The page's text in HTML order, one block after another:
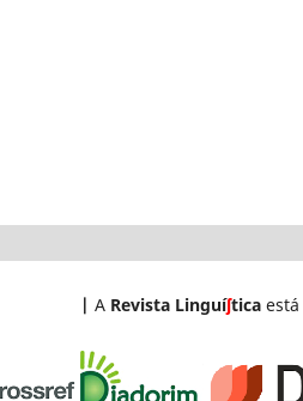
| A Revista Linguíʃticaestá